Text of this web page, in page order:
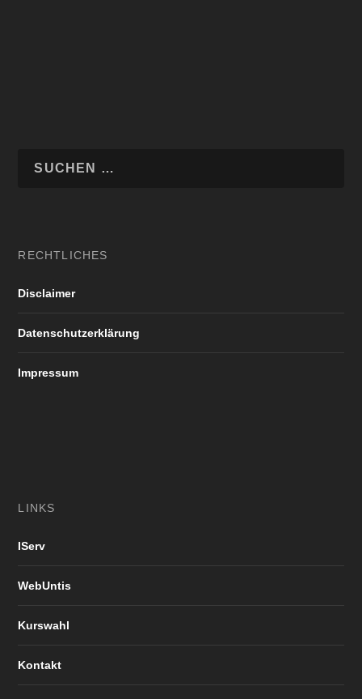
RECHTLICHES
Disclaimer
Datenschutzerklärung
Impressum
LINKS
IServ
WebUntis
Kurswahl
Kontakt